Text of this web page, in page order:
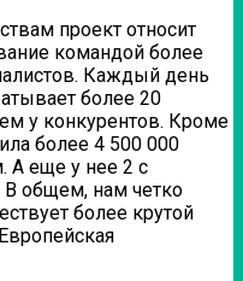
проект относит
командой более
Каждый день
более 20
у конкурентов. Кроме
более 4 500 000
А еще у нее 2 с
В общем, нам четко
более крутой